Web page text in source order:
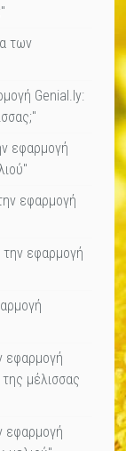
των
Genial.ly:
εφαρμογή
εφαρμογή
την εφαρμογή
εφαρμογή
μέλισσας
εφαρμογή